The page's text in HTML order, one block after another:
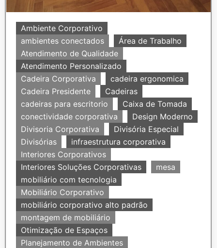
Ambiente Corporativo
ambientes conectados
Área de Trabalho
Atendimento de Qualidade
Atendimento Personalizado
Cadeira Corporativa
cadeira ergonomica
Cadeira Presidente
Cadeiras
cadeiras para escritorio
Caixa de Tomada
conectividade corporativa
Design Moderno
Divisoria Corporativa
Divisória Especial
Divisórias
infraestrutura corporativa
Interiores Corporativos
Interiores Soluções Corporativas
mesa
mobiliário com tecnologia
Mobiliário Corporativo
mobiliário corporativo alto padrão
montagem de mobiliário
Otimização de Espaços
Planejamento de Ambientes